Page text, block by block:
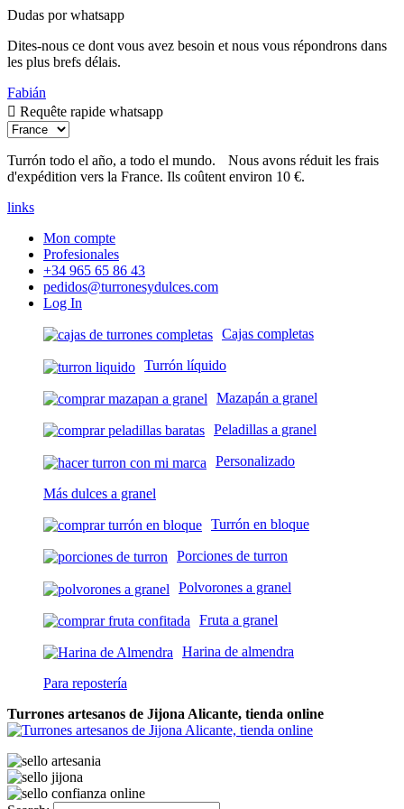
Dudas por whatsapp
Dites-nous ce dont vous avez besoin et nous vous répondrons dans
les plus brefs délais.
Fabián
Requête rapide whatsapp
Turrón todo el año, a todo el mundo.
Nous avons réduit les frais
d'expédition vers la France. Ils coûtent environ 10 €.
links
Mon compte
Profesionales
+34 965 65 86 43
pedidos@turronesydulces.com
Log In
Cajas completas
Turrón líquido
Mazapán a granel
Peladillas a granel
Personalizado
Más dulces a granel
Turrón en bloque
Porciones de turron
Polvorones a granel
Fruta a granel
Harina de almendra
Para repostería
Turrones artesanos de Jijona Alicante, tienda online